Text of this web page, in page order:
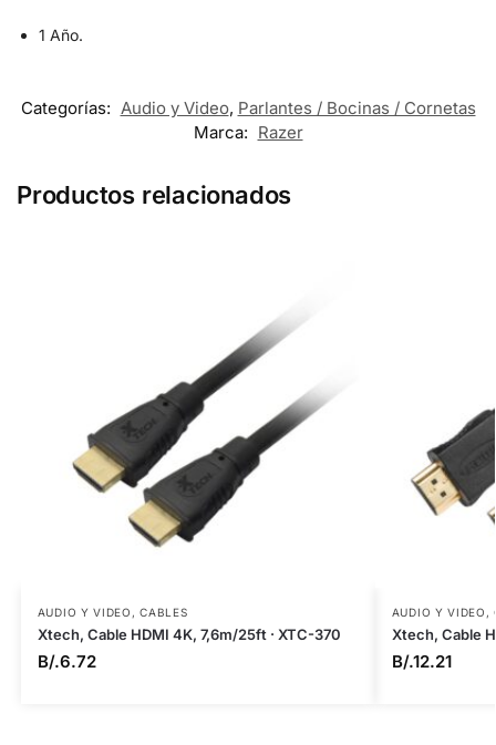
1 Año.
Categorías: Audio y Video, Parlantes / Bocinas / Cornetas
Marca: Razer
Productos relacionados
AUDIO Y VIDEO ,CABLES
Xtech, Cable HDMI 4K, 7,6m/25ft · XTC-370
B/.6.72
AUDIO Y VIDEO ,
Xtech, Cable
B/.12.21